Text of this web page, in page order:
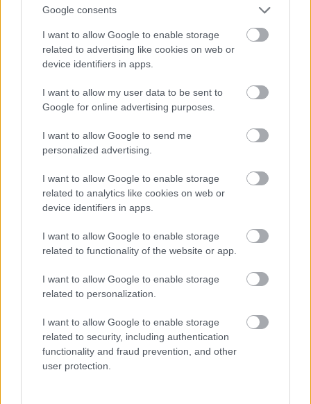
Google consents
I want to allow Google to enable storage
related to advertising like cookies on web or
device identifiers in apps.
I want to allow my user data to be sent to
Google for online advertising purposes.
I want to allow Google to send me
personalized advertising.
I want to allow Google to enable storage
related to analytics like cookies on web or
device identifiers in apps.
I want to allow Google to enable storage
related to functionality of the website or app.
I want to allow Google to enable storage
related to personalization.
I want to allow Google to enable storage
related to security, including authentication
functionality and fraud prevention, and other
user protection.
Fotó: Szécsi István / Velvet
Jön még kép!